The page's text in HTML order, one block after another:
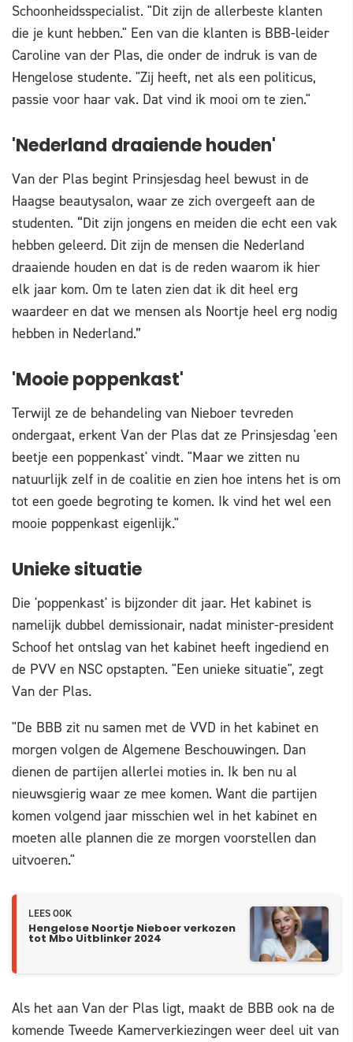
Schoonheidsspecialist. "Dit zijn de allerbeste klanten
die je kunt hebben." Een van die klanten is BBB-leider
Caroline van der Plas, die onder de indruk is van de
Hengelose studente. "Zij heeft, net als een politicus,
passie voor haar vak. Dat vind ik mooi om te zien."
'Nederland draaiende houden'
Van der Plas begint Prinsjesdag heel bewust in de
Haagse beautysalon, waar ze zich overgeeft aan de
studenten. “Dit zijn jongens en meiden die echt een vak
hebben geleerd. Dit zijn de mensen die Nederland
draaiende houden en dat is de reden waarom ik hier
elk jaar kom. Om te laten zien dat ik dit heel erg
waardeer en dat we mensen als Noortje heel erg nodig
hebben in Nederland.”
'Mooie poppenkast'
Terwijl ze de behandeling van Nieboer tevreden
ondergaat, erkent Van der Plas dat ze Prinsjesdag 'een
beetje een poppenkast' vindt. "Maar we zitten nu
natuurlijk zelf in de coalitie en zien hoe intens het is om
tot een goede begroting te komen. Ik vind het wel een
mooie poppenkast eigenlijk."
Unieke situatie
Die 'poppenkast' is bijzonder dit jaar. Het kabinet is
namelijk dubbel demissionair, nadat minister-president
Schoof het ontslag van het kabinet heeft ingediend en
de PVV en NSC opstapten. "Een unieke situatie", zegt
Van der Plas.
"De BBB zit nu samen met de VVD in het kabinet en
morgen volgen de Algemene Beschouwingen. Dan
dienen de partijen allerlei moties in. Ik ben nu al
nieuwsgierig waar ze mee komen. Want die partijen
komen volgend jaar misschien wel in het kabinet en
moeten alle plannen die ze morgen voorstellen dan
uitvoeren."
LEES OOK
Hengelose Noortje Nieboer verkozen
tot Mbo Uitblinker 2024
Als het aan Van der Plas ligt, maakt de BBB ook na de
komende Tweede Kamerverkiezingen weer deel uit van